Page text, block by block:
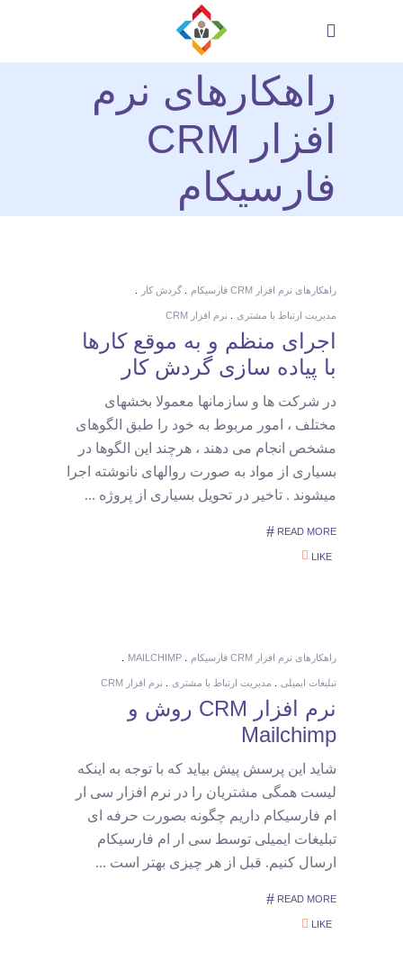
راهکارهای نرم
افزار CRM
فارسیکام
راهکارهای نرم افزار CRM فارسیکام گردش کار
مدیریت ارتباط با مشتری نرم افزار CRM
اجرای منظم و به موقع کارها
با پیاده سازی گردش کار
در شرکت ها و سازمانها معمولا بخشهای
مختلف ، امور مربوط به خود را طبق الگوهای
مشخص انجام می دهند ، هرچند این الگوها در
بسیاری از مواد به صورت روالهای نانوشته اجرا
میشوند . تاخیر در تحویل بسیاری از پروژه
READ MORE
LIKE
راهکارهای نرم افزار CRM فارسیکام MAILCHIMP
تبلیغات ایمیلی مدیریت ارتباط با مشتری نرم افزار CRM
نرم افزار CRM روش و
Mailchimp
شاید این پرسش پیش بیاید که با توجه به اینکه
لیست همگی مشتریان را در نرم افزار سی ار
ام فارسیکام داریم چگونه بصورت حرفه ای
تبلیغات ایمیلی توسط سی ار ام فارسیکام
ارسال کنیم. قبل از هر چیزی بهتر است
READ MORE
LIKE